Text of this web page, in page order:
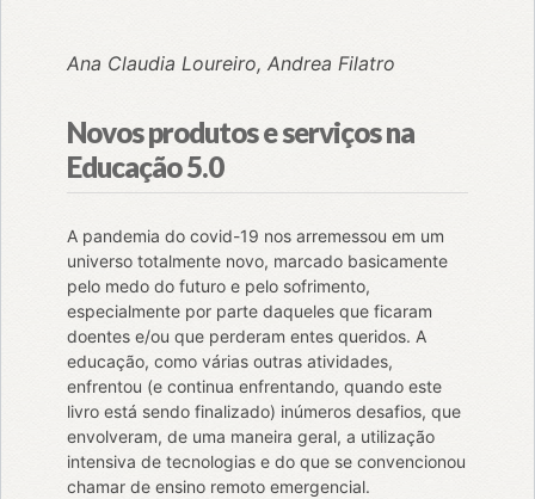
Ana Claudia Loureiro, Andrea Filatro
Novos produtos e serviços na
Educação 5.0
A pandemia do covid-19 nos arremessou em um
universo totalmente novo, marcado basicamente
pelo medo do futuro e pelo sofrimento,
especialmente por parte daqueles que ficaram
doentes e/ou que perderam entes queridos. A
educação, como várias outras atividades,
enfrentou (e continua enfrentando, quando este
livro está sendo finalizado) inúmeros desafios, que
envolveram, de uma maneira geral, a utilização
intensiva de tecnologias e do que se convencionou
chamar de ensino remoto emergencial.